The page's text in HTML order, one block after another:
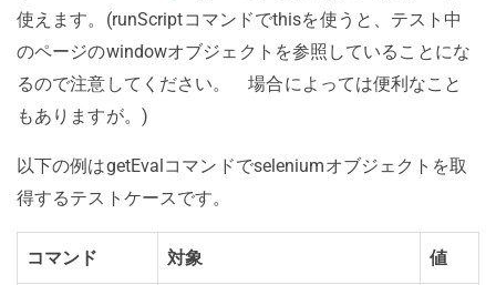
使えます。(runScriptコマンドでthisを使うと、テスト中
のページのwindowオブジェクトを参照していることにな
るので注意してください。 場合によっては便利なこと
もありますが。)
以下の例はgetEvalコマンドでseleniumオブジェクトを取
得するテストケースです。
コマンド 対象 値